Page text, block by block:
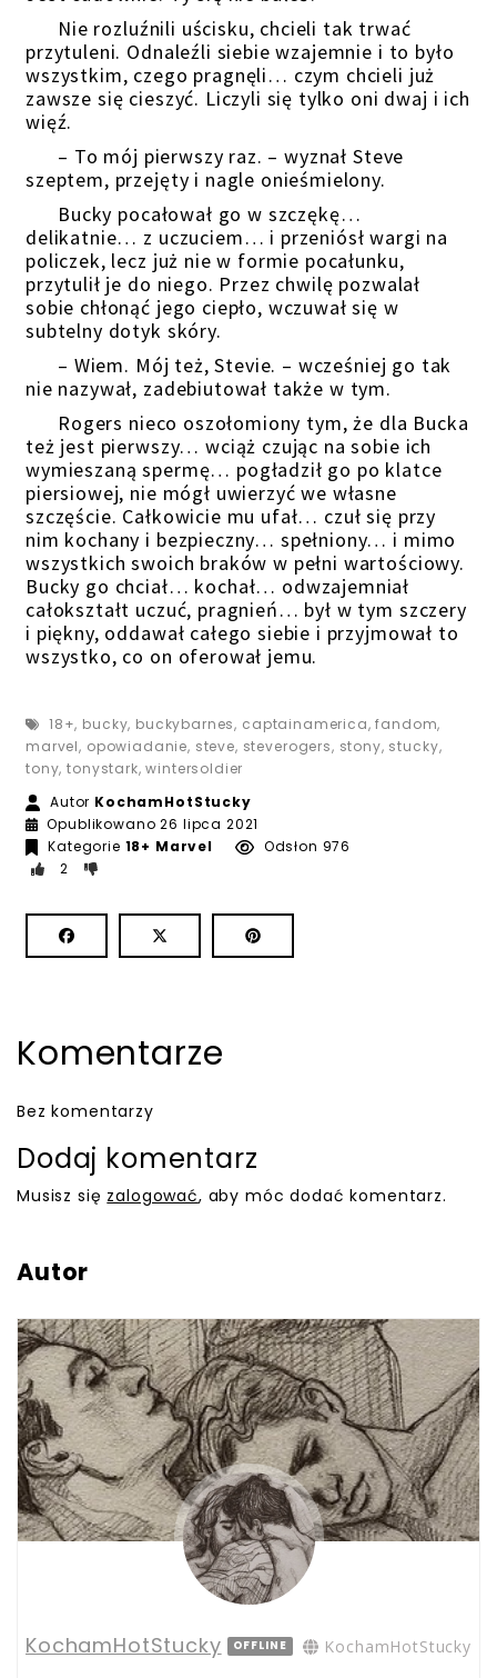
Nie rozluźnili uścisku, chcieli tak trwać
przytuleni. Odnaleźli siebie wzajemnie i to było
wszystkim, czego pragnęli… czym chcieli już
zawsze się cieszyć. Liczyli się tylko oni dwaj i ich
więź.
– To mój pierwszy raz. – wyznał Steve
szeptem, przejęty i nagle onieśmielony.
Bucky pocałował go w szczękę…
delikatnie… z uczuciem… i przeniósł wargi na
policzek, lecz już nie w formie pocałunku,
przytulił je do niego. Przez chwilę pozwalał
sobie chłonąć jego ciepło, wczuwał się w
subtelny dotyk skóry.
– Wiem. Mój też, Stevie. – wcześniej go tak
nie nazywał, zadebiutował także w tym.
Rogers nieco oszołomiony tym, że dla Bucka
też jest pierwszy… wciąż czując na sobie ich
wymieszaną spermę… pogładził go po klatce
piersiowej, nie mógł uwierzyć we własne
szczęście. Całkowicie mu ufał… czuł się przy
nim kochany i bezpieczny… spełniony… i mimo
wszystkich swoich braków w pełni wartościowy.
Bucky go chciał… kochał… odwzajemniał
całokształt uczuć, pragnień… był w tym szczery
i piękny, oddawał całego siebie i przyjmował to
wszystko, co on oferował jemu.
18+, bucky, buckybarnes, captainamerica,fandom,
marvel, opowiadanie, steve, steverogers, stony, stucky,
tony,tonystark,wintersoldier
Autor KochamHotStucky
Opublikowano26 lipca 2021
Kategorie 18+ Marvel
Odsłon 976
2
Komentarze
Bez komentarzy
Dodaj komentarz
Musisz się zalogować, aby móc dodać komentarz.
Autor
KochamHotStucky OFFLINE KochamHotStucky